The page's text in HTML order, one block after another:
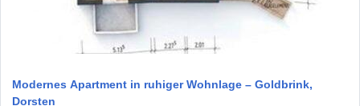
Modernes Apartment in ruhiger Wohnlage – Goldbrink,
Dorsten